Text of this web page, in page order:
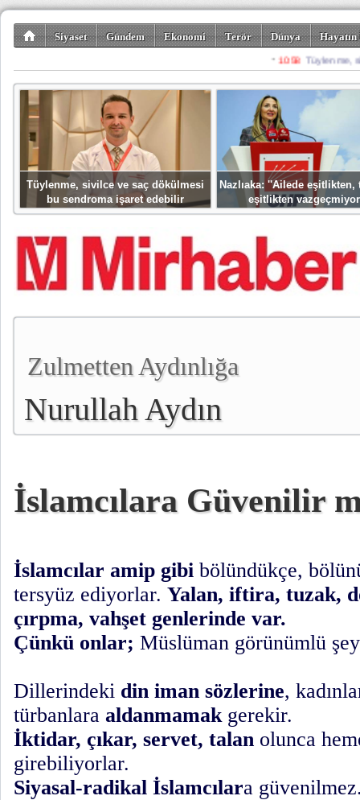
Siyaset Gündem Ekonomi Terör Dünya
Spor Misafir
Tüylenme, sivilce ve saç dökülmesi
bu sendroma işaret edebilir
Nazlıaka: ''Ailede eşitlikten,
eşitlikten
Zulmetten Aydınlığa
Nurullah Aydın
İslamcılara Güvenilir
İslamcılar amip gibi bölündükçe,
tersyüz ediyorlar. Yalan, iftira, tuzak,
çırpma, vahşet genlerinde var.
Çünkü onlar; Müslüman görünümlü
Dillerindeki din iman sözlerine,
türbanlara aldanmamakgerekir.
İktidar, çıkar, servet, talan olunca
girebiliyorlar.
Siyasal-radikal İslamcılara